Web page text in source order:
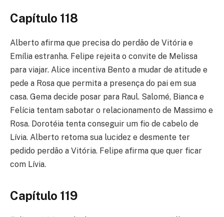
Capítulo 118
Alberto afirma que precisa do perdão de Vitória e
Emília estranha. Felipe rejeita o convite de Melissa
para viajar. Alice incentiva Bento a mudar de atitude e
pede a Rosa que permita a presença do pai em sua
casa. Gema decide posar para Raul. Salomé, Bianca e
Felícia tentam sabotar o relacionamento de Massimo e
Rosa. Dorotéia tenta conseguir um fio de cabelo de
Lívia. Alberto retoma sua lucidez e desmente ter
pedido perdão a Vitória. Felipe afirma que quer ficar
com Lívia.
Capítulo 119